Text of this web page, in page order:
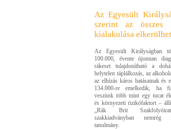
Az Egyesült
szerint az összes
kialakulása
Az Egyesült Királyságban
100.000, évente újonnan
rákeset tulajdonítható a
helytelen táplálkozás, az
az elhízás káros hatásainak és
134.000-re emelkedik, ha
veszünk több mint egy tucat
és környezeti rizikófaktort –
„Rák Brit
szakkiadványban nemrég
tanulmány.